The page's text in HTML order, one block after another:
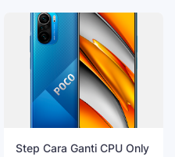
Step Cara Ganti CPU Only